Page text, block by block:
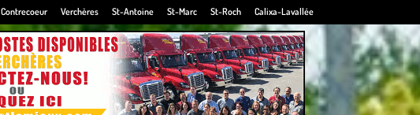
Contrecoeur Verchères St-Antoine St-Marc St-Roch Calixa-Lavallée